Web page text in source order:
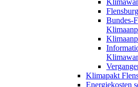
Bundes-
Klimapakt
Energiekosten